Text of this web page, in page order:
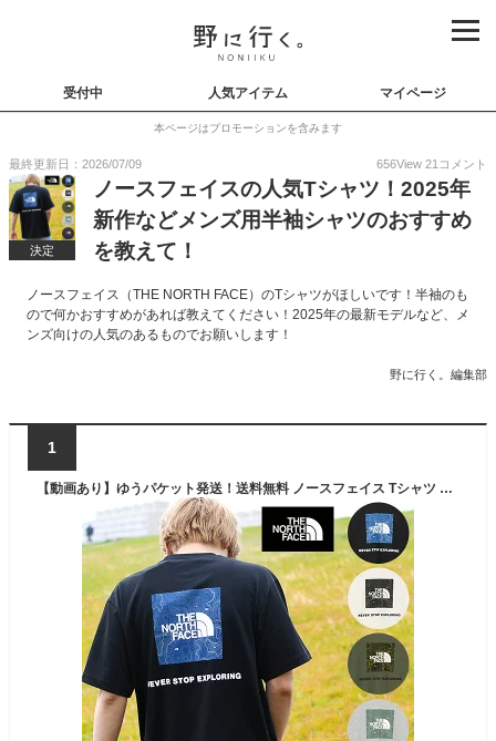
受付中 人気アイテム マイページ
本ページはプロモーションを含みます
最終更新日：2026/07/09 656View 21 コメント
決定
ノースフェイスの人気Tシャツ！2025年
新作などメンズ用半袖シャツのおすすめ
を教えて！
ノースフェイス（THE NORTH FACE）のTシャツがほしいです！半袖のも
ので何かおすすめがあれば教えてください！2025年の最新モデルなど、メ
ンズ向けの人気のあるものでお願いします！
野に行く。編集部
1
【動画あり】ゆうパケット発送！送料無料 ノースフェイス Tシャツ メンズ レディース 半袖 吸汗速乾 生地厚 THE NORTH FACE ショートスリーブ バック スクエア トラバース ロゴ ティー S/S Back Square Traverse Logo Tee バックプリント NT32543 2025春夏新作